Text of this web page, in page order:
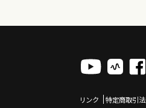
リンク 特定商取引法